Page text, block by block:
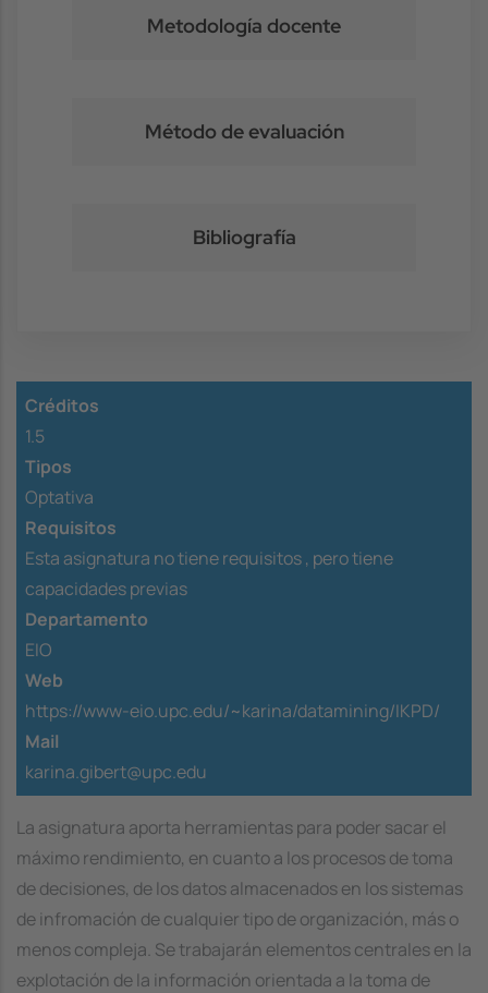
Metodología docente
Método de evaluación
Bibliografía
Créditos
1.5
Tipos
Optativa
Requisitos
Esta asignatura no tiene requisitos , pero tiene
capacidades previas
Departamento
EIO
Web
https://www-eio.upc.edu/~karina/datamining/IKPD/
Mail
karina.gibert@upc.edu
La asignatura aporta herramientas para poder sacar el
máximo rendimiento, en cuanto a los procesos de toma
de decisiones, de los datos almacenados en los sistemas
de infromación de cualquier tipo de organización, más o
menos compleja. Se trabajarán elementos centrales en la
explotación de la información orientada a la toma de